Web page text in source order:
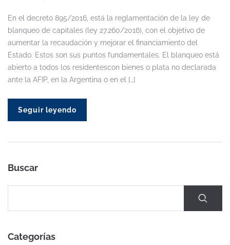
En el decreto 895/2016, está la reglamentación de la ley de
blanqueo de capitales (ley 27.260/2016), con el objetivo de
aumentar la recaudación y mejorar el financiamiento del
Estado. Estos son sus puntos fundamentales. El blanqueo está
abierto a todos los residentescon bienes o plata no declarada
ante la AFIP, en la Argentina o en el […]
Seguir leyendo
Buscar
Categorías